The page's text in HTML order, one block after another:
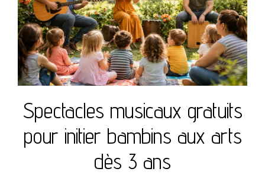
Spectacles musicaux gratuits
pour initier bambins aux arts
dès 3 ans